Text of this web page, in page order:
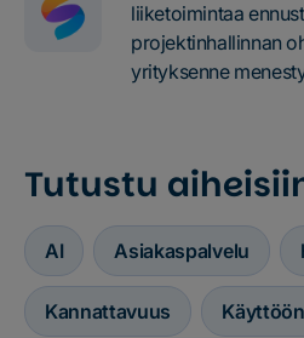
liiketoimintaa
projektinhallinnan
yrityksenne
Tutustu
AI Asiakaspalvelu
Kannattavuus